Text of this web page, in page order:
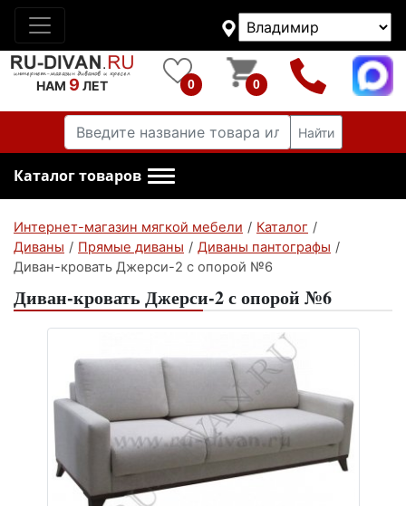
НАМ 9 ЛЕТ 0 0
Найти
Каталог товаров
Интернет-магазин мягкой мебели / Каталог /
Диваны / Прямые диваны / Диваны пантографы /
Диван-кровать Джерси-2 с опорой №6
Диван-кровать Джерси-2 с опорой №6